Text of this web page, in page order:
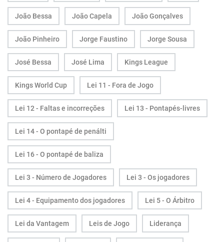
João Bessa João Capela João Gonçalves
João Pinheiro Jorge Faustino Jorge Sousa
José Bessa José Lima Kings League
Kings World Cup Lei 11 - Fora de Jogo
Lei 12 - Faltas e incorreções Lei 13 - Pontapés-livres
Lei 14 - O pontapé de penálti
Lei 16 - O pontapé de baliza
Lei 3 - Número de Jogadores Lei 3 - Os jogadores
Lei 4 - Equipamento dos jogadores Lei 5 - O Árbitro
Lei da Vantagem Leis de Jogo Liderança